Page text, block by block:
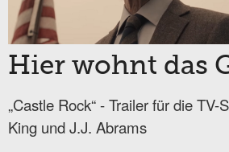
Hier wohnt das
„Castle Rock“ - Trailer für die TV-
King und J.J. Abrams